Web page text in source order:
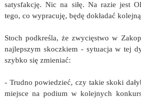
satysfakcję. Nic na siłę. Na razie jest
tego, co wypracuję, będę dokładać kolejną
Stoch podkreśla, że zwycięstwo w
najlepszym skoczkiem - sytuacja w tej
szybko się zmieniać:
- Trudno powiedzieć, czy takie skoki
miejsce na podium w kolejnych